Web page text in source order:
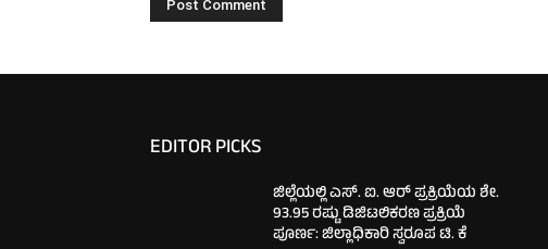
EDITOR PICKS
ಜಿಲ್ಲೆಯಲ್ಲಿ ಎಸ್. ಐ. ಆರ್ ಪ್ರಕ್ರಿಯೆಯ ಶೇ.
93.95 ರಷ್ಟು ಡಿಜಿಟಲಿಕರಣ ಪ್ರಕ್ರಿಯೆ
ಪೂರ್ಣ: ಜಿಲ್ಲಾಧಿಕಾರಿ ಸ್ವರೂಪ ಟಿ. ಕೆ